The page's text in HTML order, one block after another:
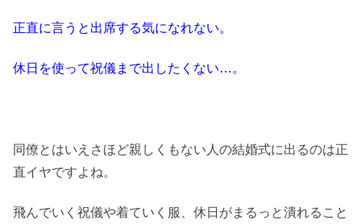
正直に言うと出席する気になれない。
休日を使って祝儀まで出したくない…。
同僚とはいえさほど親しくもない人の結婚式に出るのは正
直イヤですよね。
飛んでいく祝儀や着ていく服、休日がまるっと潰れること